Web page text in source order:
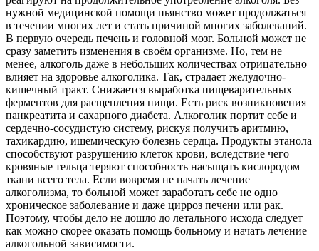
нужной медицинской помощи пьянство может продолжаться
в течении многих лет и стать причиной многих заболеваний.
В первую очередь печень и головной мозг. Больной может не
сразу заметить изменения в своём организме. Но, тем не
менее, алкоголь даже в небольших количествах отрицательно
влияет на здоровье алкоголика. Так, страдает желудочно-
кишечный тракт. Снижается выработка пищеварительных
ферментов для расщепления пищи. Есть риск возникновения
панкреатита и сахарного диабета. Алкоголик портит себе и
сердечно-сосудистую систему, рискуя получить аритмию,
тахикардию, ишемическую болезнь сердца. Продукты этанола
способствуют разрушению клеток крови, вследствие чего
кровяные тельца теряют способность насыщать кислородом
ткани всего тела. Если вовремя не начать лечение
алкоголизма, то больной может заработать себе не одно
хроническое заболевание и даже цирроз печени или рак.
Поэтому, чтобы дело не дошло до летального исхода следует
как можно скорее оказать помощь больному и начать лечение
алкогольной зависимости.